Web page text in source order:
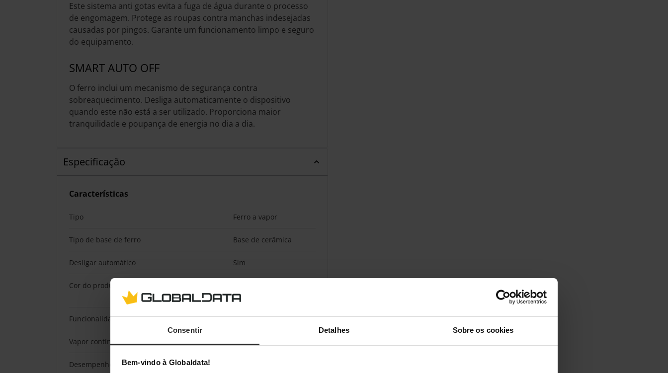
Consentir Detalhes Sobre os cookies
Bem-vindo à Globaldata!
Este sistema anti gotas evita a fuga de água durante o processo
de engomagem. Protege as roupas contra manchas indesejadas
causadas por pingos. Garante um funcionamento limpo e seguro
do equipamento.
SMART AUTO OFF
O ferro inclui um mecanismo de segurança contra
sobreaquecimento. Desliga automaticamente o dispositivo
quando este não está a ser utilizado. Proporciona maior
tranquilidade e poupança de energia no dia a dia.
Especificação
Características
Tipo Ferro a vapor
Tipo de base de ferro Base de cerâmica
Desligar automático Sim
Cor do produto
Turquesa
Funcionalidade de aumento de vapor Sim
Vapor contínuo Sim
Desempenho de vapor contínuo